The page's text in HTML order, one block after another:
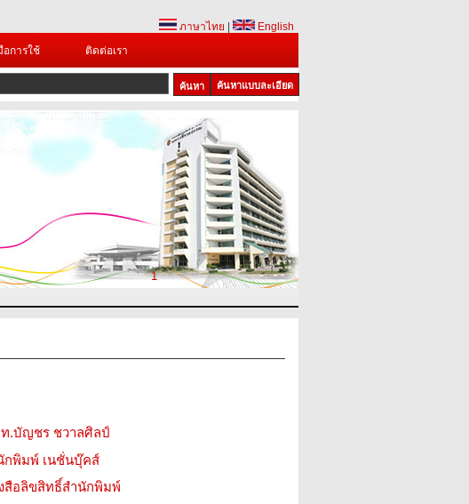
ภาษาไทย
English
อการใช้ ติดต่อเรา
ค้นหาแบบละเอียด
1
.บัญชร ชวาลศิลป์
กพิมพ์ เนชั่นบุ๊คส์
สือลิขสิทธิ์สำนักพิมพ์